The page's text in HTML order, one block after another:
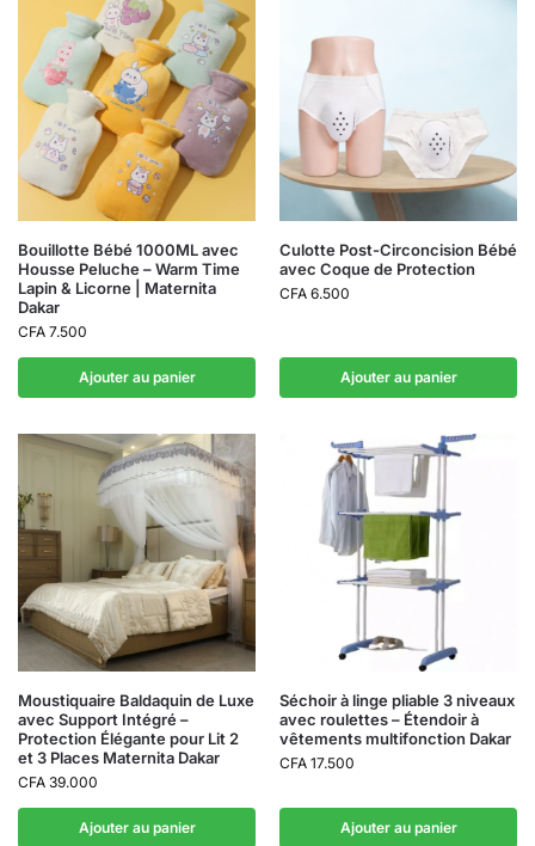
Bouillotte Bébé 1000ML avec
Housse Peluche – Warm Time
Lapin & Licorne | Maternita
Dakar
CFA 7.500
Ajouter au panier
Culotte Post-Circoncision Bébé
avec Coque de Protection
CFA 6.500
Ajouter au panier
Moustiquaire Baldaquin de Luxe
avec Support Intégré –
Protection Élégante pour Lit 2
et 3 Places Maternita Dakar
CFA 39.000
Ajouter au panier
Séchoir à linge pliable 3 niveaux
avec roulettes – Étendoir à
vêtements multifonction Dakar
CFA 17.500
Ajouter au panier